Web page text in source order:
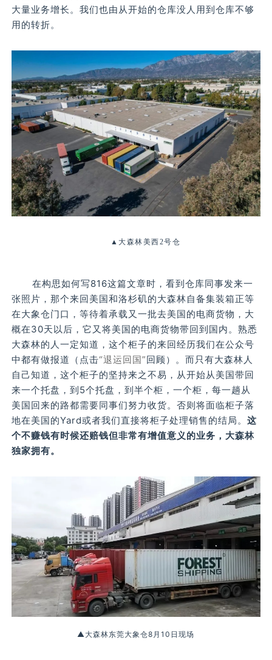
大量业务增长。我们也由从开始的仓库没人用到仓库不够
用的转折。
▲大森林美西2号仓
在构思如何写816这篇文章时，看到仓库同事发来一
张照片，那个来回美国和洛杉矶的大森林自备集装箱正等
在大象仓门口，等待着承载又一批去美国的电商货物，大
概在30天以后，它又将美国的电商货物带回到国内。熟悉
大森林的人一定知道，这个柜子的来回经历我们在公众号
中都有做报道（点击“退运回国”回顾）。而只有大森林人
自己知道，这个柜子的坚持来之不易，从开始从美国带回
来一个托盘，到5个托盘，到半个柜，一个柜，每一趟从
美国回来的路都需要同事们努力收货。否则将面临柜子落
地在美国的Yard或者我们直接将柜子处理销售的结局。这
个不赚钱有时候还赔钱但非常有增值意义的业务，大森林
独家拥有。
▲大森林东莞大象仓8月10日现场